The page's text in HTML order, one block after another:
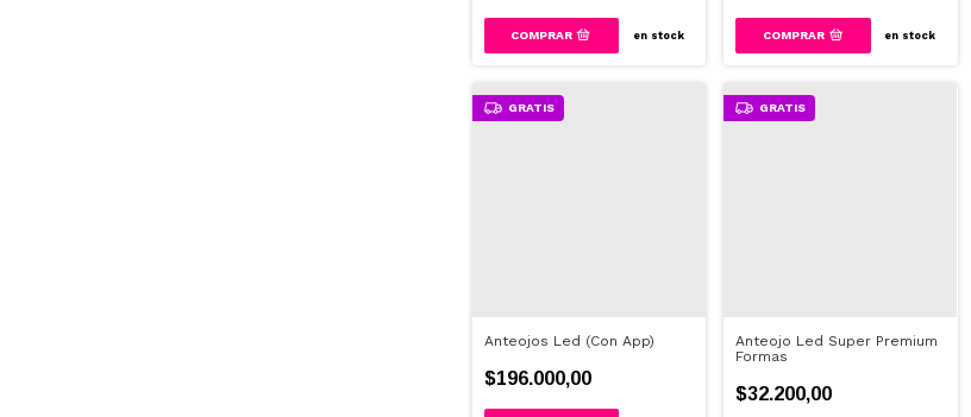
en stock COMPRAR en stock
GRATIS
Anteojos Led (Con App)
$196.000,00
GRATIS
Anteojo Led Super Premium
Formas
$32.200,00